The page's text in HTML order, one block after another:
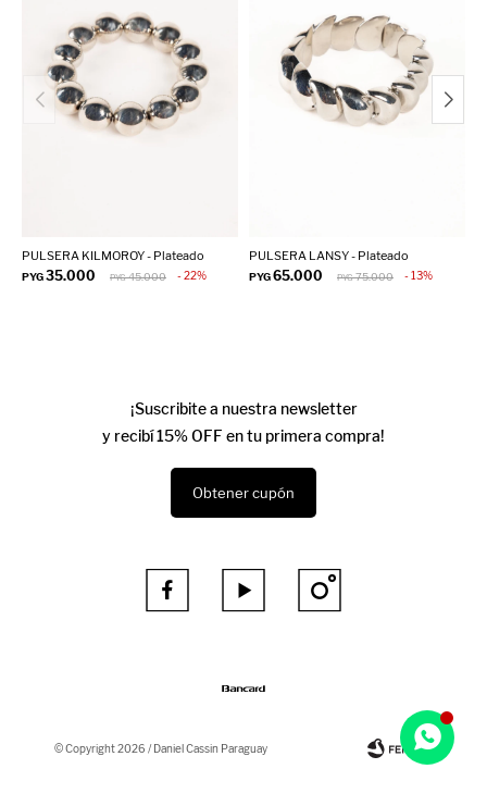
PULSERA KILMOROY - Plateado
PYG35.000 PYG 45.000 22
PULSERA LANSY - Plateado
PYG65.000 PYG 75.000 13
¡Suscribite a nuestra newsletter
y recibí 15% OFF en tu primera compra!
Obtener cupón
  
© Copyright 2026 / Daniel Cassin Paraguay